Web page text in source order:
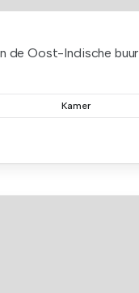
de Oost-Indische
Kamer